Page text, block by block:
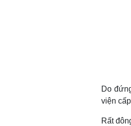
Do
viện
Rất